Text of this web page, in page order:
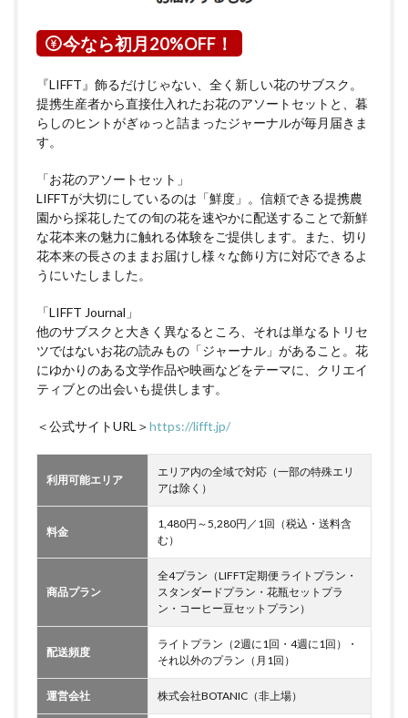
今なら初月20%OFF！
『LIFFT』飾るだけじゃない、全く新しい花のサブスク。
提携生産者から直接仕入れたお花のアソートセットと、暮
らしのヒントがぎゅっと詰まったジャーナルが毎月届きま
す。
「お花のアソートセット」
LIFFTが大切にしているのは「鮮度」。信頼できる提携農
園から採花したての旬の花を速やかに配送することで新鮮
な花本来の魅力に触れる体験をご提供します。また、切り
花本来の長さのままお届けし様々な飾り方に対応できるよ
うにいたしました。
「LIFFT Journal」
他のサブスクと大きく異なるところ、それは単なるトリセ
ツではないお花の読みもの「ジャーナル」があること。花
にゆかりのある文学作品や映画などをテーマに、クリエイ
ティブとの出会いも提供します。
＜公式サイトURL＞https://lifft.jp/
利用可能エリア
エリア内の全域で対応（一部の特殊エリ
アは除く）
料金
1,480円～5,280円／1回（税込・送料含
む）
商品プラン
全4プラン（LIFFT定期便 ライトプラン・
スタンダードプラン・花瓶セットプラ
ン・コーヒー豆セットプラン）
配送頻度
ライトプラン（2週に1回・4週に1回）・
それ以外のプラン（月1回）
運営会社 株式会社BOTANIC（非上場）